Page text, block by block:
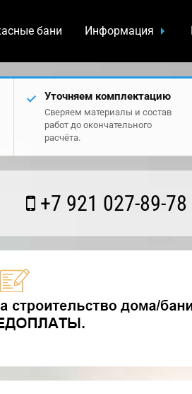
бани Информация
Уточняем комплектацию
Сверяем материалы и состав
работ до окончательного
расчёта.
+7 921 027-89-78